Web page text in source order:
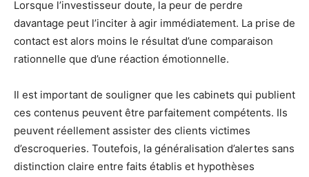
Lorsque l’investisseur doute, la peur de perdre
davantage peut l’inciter à agir immédiatement. La prise de
contact est alors moins le résultat d’une comparaison
rationnelle que d’une réaction émotionnelle.
Il est important de souligner que les cabinets qui publient
ces contenus peuvent être parfaitement compétents. Ils
peuvent réellement assister des clients victimes
d’escroqueries. Toutefois, la généralisation d’alertes sans
distinction claire entre faits établis et hypothèses